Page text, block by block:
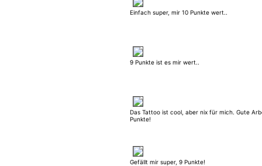
Einfach super, mir 10 Punkte wert..
9 Punkte ist es mir wert..
Das Tattoo ist cool, aber nix für mich. Gute
Punkte!
Gefällt mir super, 9 Punkte!